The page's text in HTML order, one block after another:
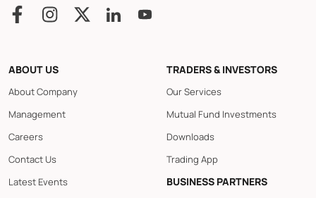
ABOUT US
About Company
Management
Careers
Contact Us
Latest Events
TRADERS & INVESTORS
Our Services
Mutual Fund Investments
Downloads
Trading App
BUSINESS PARTNERS